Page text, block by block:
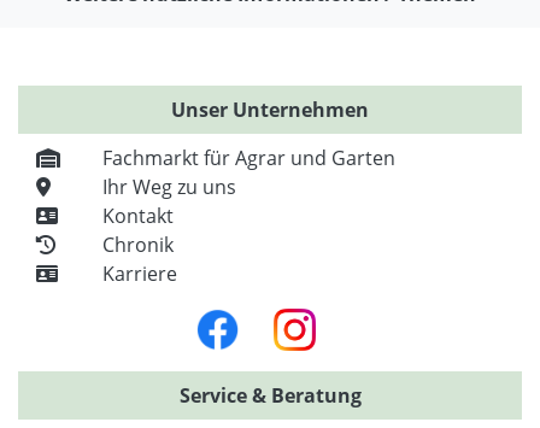
Unser Unternehmen
Fachmarkt für Agrar und Garten
Ihr Weg zu uns
Kontakt
Chronik
Karriere
Service & Beratung